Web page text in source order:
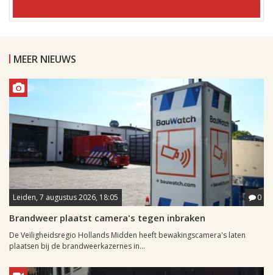
MEER NIEUWS
Leiden, 7 augustus 2026, 18:05 0
Brandweer plaatst camera's tegen inbraken
De Veiligheidsregio Hollands Midden heeft bewakingscamera's laten
plaatsen bij de brandweerkazernes in...